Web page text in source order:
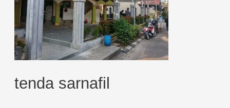
tenda sarnafil